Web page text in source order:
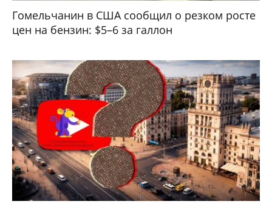
Гомельчанин в США сообщил о резком росте
цен на бензин: $5–6 за галлон